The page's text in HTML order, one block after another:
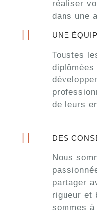
réaliser
dans une
UNE
Toustes
de leurs
DES
Nous
partager
rigueur et
sommes